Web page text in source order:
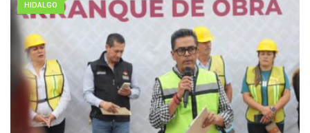
HIDALGO